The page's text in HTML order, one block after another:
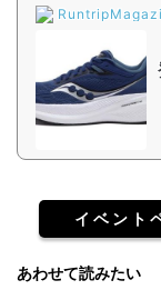
イベント
あわせて読みたい